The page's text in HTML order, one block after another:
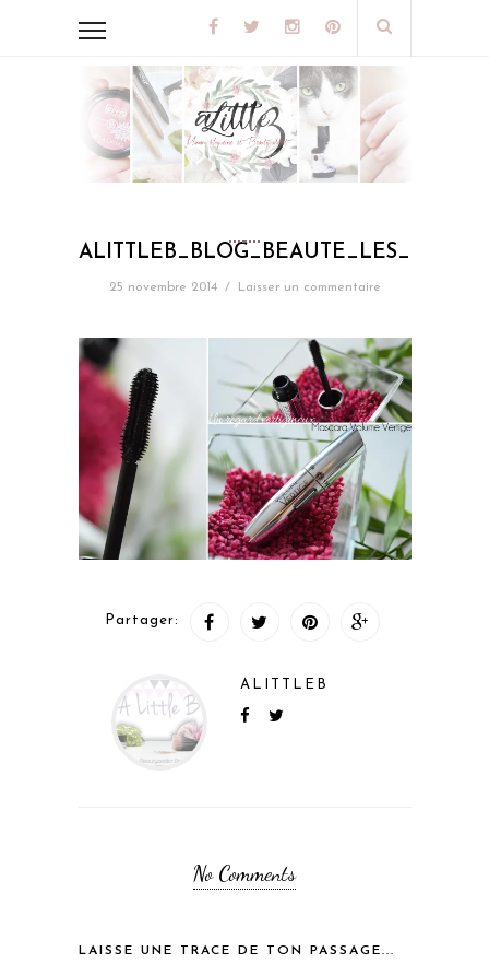
25 novembre 2014 / Laisser un commentaire
Partager:
ALITTLEB
No Comments
LAISSE UNE TRACE DE TON PASSAGE...